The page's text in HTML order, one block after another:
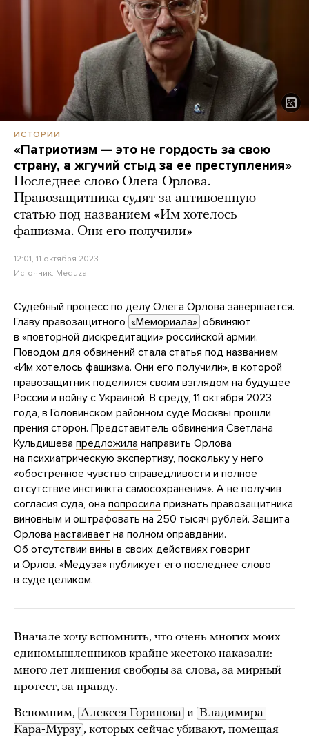
ИСТОРИИ
«Патриотизм — это не гордость за свою
страну, а жгучий стыд за ее преступления»
Последнее слово Олега Орлова.
Правозащитника судят за антивоенную
статью под названием «Им хотелось
фашизма. Они его получили»
12:01, 11 октября 2023
Источник: Meduza
Судебный процесс по делу Олега Орлова завершается.
Главу правозащитного «Мемориала» обвиняют
в «повторной дискредитации» российской армии.
Поводом для обвинений стала статья под названием
«Им хотелось фашизма. Они его получили», в которой
правозащитник поделился своим взглядом на будущее
России и войну с Украиной. В среду, 11 октября 2023
года, в Головинском районном суде Москвы прошли
прения сторон. Представитель обвинения Светлана
Кульдишева предложила направить Орлова
на психиатрическую экспертизу, поскольку у него
«обостренное чувство справедливости и полное
отсутствие инстинкта самосохранения». А не получив
согласия суда, она попросила признать правозащитника
виновным и оштрафовать на 250 тысяч рублей. Защита
Орлова настаивает на полном оправдании.
Об отсутствии вины в своих действиях говорит
и Орлов. «Медуза» публикует его последнее слово
в суде целиком.
Вначале хочу вспомнить, что очень многих моих
единомышленников крайне жестоко наказали:
много лет лишения свободы за слова, за мирный
протест, за правду.
Вспомним, Алексея Горинова и Владимира
Кара-Мурзу , которых сейчас убивают, помещая